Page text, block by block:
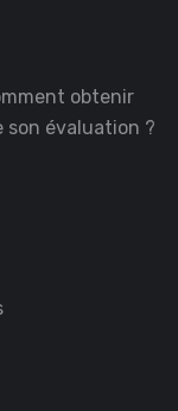
obtenir
son évaluation ?